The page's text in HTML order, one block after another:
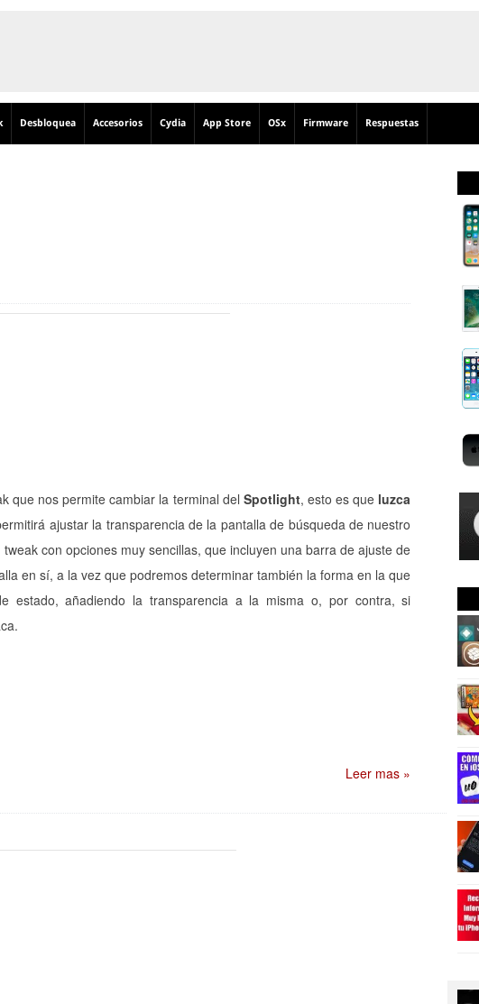
Desbloquea Accesorios Cydia App Store OSx Firmware Respuestas
que nos permite cambiar la terminal del Spotlight, esto es que luzca
ajustar la transparencia de la pantalla de búsqueda de nuestro
con opciones muy sencillas, que incluyen una barra de ajuste de
en sí, a la vez que podremos determinar también la forma en la que
estado, añadiendo la transparencia a la misma o, por contra, si
Leer mas »